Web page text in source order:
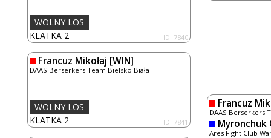
KLATKA 2 ID: 7840
WOLNY LOS
Francuz Mikołaj [WIN]
DAAS Berserkers Team Bielsko Biała
KLATKA 2 ID: 7841
WOLNY LOS Francuz
DAAS Berserkers
Myronchuk
Ares Fight Club